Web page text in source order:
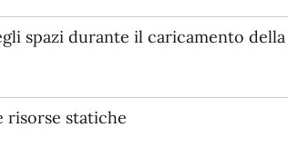
spazi durante il caricamento della
risorse statiche